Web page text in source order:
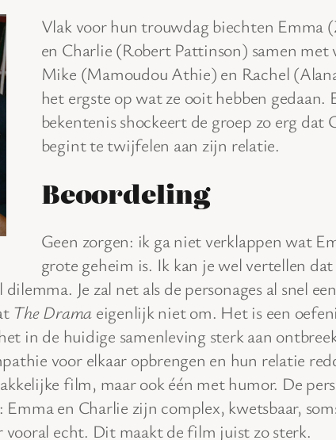
Vlak voor hun trouwdag biechten Emma
en Charlie (Robert Pattinson) samen met
Mike (Mamoudou Athie) en Rachel
het ergste op wat ze ooit hebben gedaan.
bekentenis shockeert de groep zo erg dat
begint te twijfelen aan zijn relatie.
Beoordeling
Geen zorgen: ik ga niet verklappen wat
grote geheim is. Ik kan je wel vertellen
Je zal net als de personages al snel
The Drama eigenlijk niet om. Het is een
in de huidige samenleving sterk aan
voor elkaar opbrengen en hun relatie
film, maar ook één met humor. De
en Charlie zijn complex, kwetsbaar,
vooral echt. Dit maakt de film juist zo sterk.